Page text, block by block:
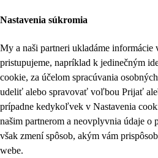
Nastavenia súkromia
My a naši partneri ukladáme informácie
pristupujeme, napríklad k jedinečným
cookie, za účelom spracúvania
udeliť alebo spravovať voľbou Prijať
prípadne kedykoľvek v Nastavenia
našim partnerom a neovplyvnia údaje o
však zmení spôsob, akým vám
webe.